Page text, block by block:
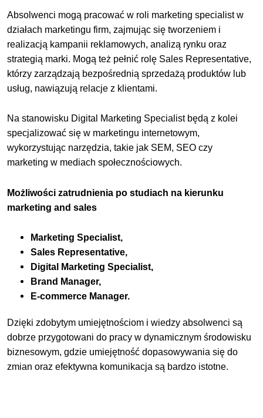
Absolwenci mogą pracować w roli marketing specialist w
działach marketingu firm, zajmując się tworzeniem i
realizacją kampanii reklamowych, analizą rynku oraz
strategią marki. Mogą też pełnić rolę Sales Representative,
którzy zarządzają bezpośrednią sprzedażą produktów lub
usług, nawiązują relacje z klientami.
Na stanowisku Digital Marketing Specialist będą z kolei
specjalizować się w marketingu internetowym,
wykorzystując narzędzia, takie jak SEM, SEO czy
marketing w mediach społecznościowych.
Możliwości zatrudnienia po studiach na kierunku
marketing and sales
Marketing Specialist,
Sales Representative,
Digital Marketing Specialist,
Brand Manager,
E-commerce Manager.
Dzięki zdobytym umiejętnościom i wiedzy absolwenci są
dobrze przygotowani do pracy w dynamicznym środowisku
biznesowym, gdzie umiejętność dopasowywania się do
zmian oraz efektywna komunikacja są bardzo istotne.